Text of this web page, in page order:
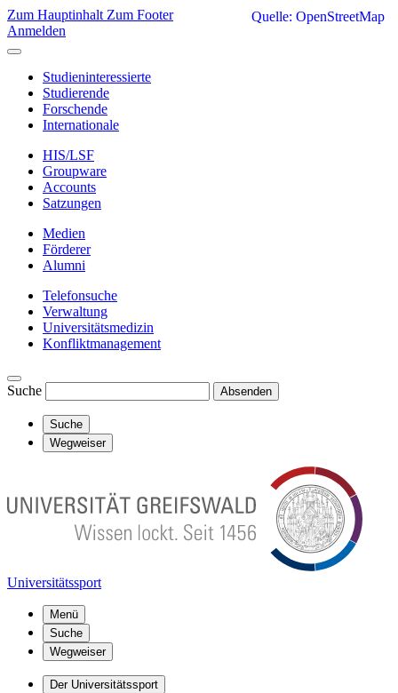
Zum Hauptinhalt Zum Footer
Anmelden
Studieninteressierte
Studierende
Forschende
Internationale
HIS/LSF
Groupware
Accounts
Satzungen
Medien
Förderer
Alumni
Telefonsuche
Verwaltung
Universitätsmedizin
Konfliktmanagement
Suche Absenden
Suche
Wegweiser
Universitätssport
Menü
Suche
Wegweiser
Der Universitätssport
Quelle: OpenStreetMap